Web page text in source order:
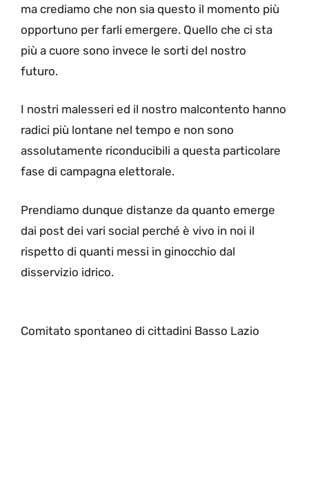
ma crediamo che non sia questo il momento più
opportuno per farli emergere. Quello che ci sta
più a cuore sono invece le sorti del nostro
futuro.
I nostri malesseri ed il nostro malcontento hanno
radici più lontane nel tempo e non sono
assolutamente riconducibili a questa particolare
fase di campagna elettorale.
Prendiamo dunque distanze da quanto emerge
dai post dei vari social perché è vivo in noi il
rispetto di quanti messi in ginocchio dal
disservizio idrico.
Comitato spontaneo di cittadini Basso Lazio